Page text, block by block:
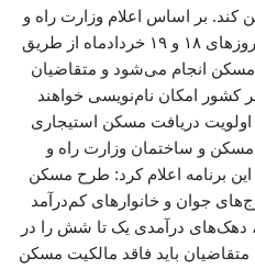
کند. بر اساس اعلام وزارت راه و
شهرسازی، ثبت‌نام این طرح در روزهای ۱۸ و ۱۹ خردادماه از طریق
انجام می‌شود و متقاضیان
در بیش از ۱۰ شهر کشور امکان نام‌نویسی خواهند
دریافت مسکن استیجاری
مسکن و ساختمان وزارت راه و
برنامه اعلام کرد: طرح مسکن
جوان و خانوارهای کم‌درآمد
درآمدی یک تا شش را در
باید فاقد مالکیت مسکن